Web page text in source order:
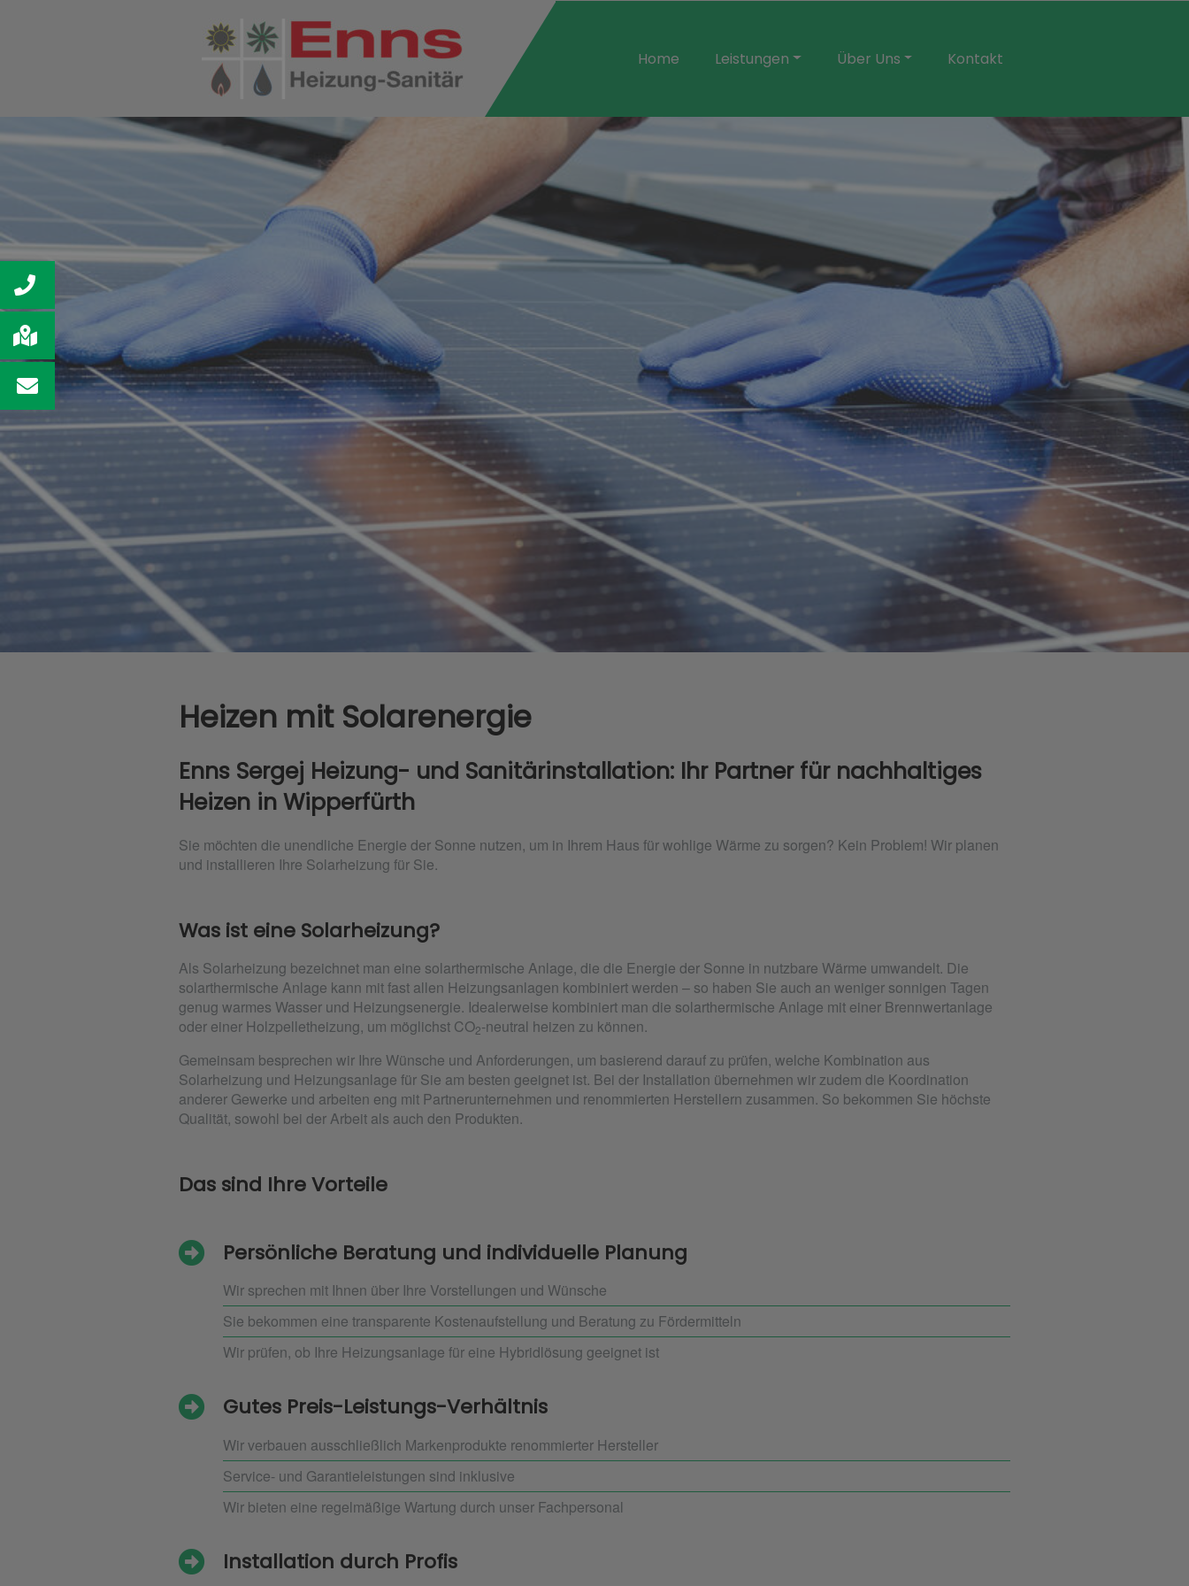
Home Leistungen Über Uns Kontakt
Heizen mit Solarenergie
Enns Sergej Heizung- und Sanitärinstallation: Ihr Partner für nachhaltiges
Heizen in Wipperfürth
Sie möchten die unendliche Energie der Sonne nutzen, um in Ihrem Haus für wohlige Wärme zu sorgen? Kein Problem! Wir planen
und installieren Ihre Solarheizung für Sie.
Was ist eine Solarheizung?
Als Solarheizung bezeichnet man eine solarthermische Anlage, die die Energie der Sonne in nutzbare Wärme umwandelt. Die
solarthermische Anlage kann mit fast allen Heizungsanlagen kombiniert werden – so haben Sie auch an weniger sonnigen Tagen
genug warmes Wasser und Heizungsenergie. Idealerweise kombiniert man die solarthermische Anlage mit einer Brennwertanlage
oder einer Holzpelletheizung, um möglichst CO2-neutral heizen zu können.
Gemeinsam besprechen wir Ihre Wünsche und Anforderungen, um basierend darauf zu prüfen, welche Kombination aus
Solarheizung und Heizungsanlage für Sie am besten geeignet ist. Bei der Installation übernehmen wir zudem die Koordination
anderer Gewerke und arbeiten eng mit Partnerunternehmen und renommierten Herstellern zusammen. So bekommen Sie höchste
Qualität, sowohl bei der Arbeit als auch den Produkten.
Das sind Ihre Vorteile
Persönliche Beratung und individuelle Planung
Wir sprechen mit Ihnen über Ihre Vorstellungen und Wünsche
Sie bekommen eine transparente Kostenaufstellung und Beratung zu Fördermitteln
Wir prüfen, ob Ihre Heizungsanlage für eine Hybridlösung geeignet ist
Gutes Preis-Leistungs-Verhältnis
Wir verbauen ausschließlich Markenprodukte renommierter Hersteller
Service- und Garantieleistungen sind inklusive
Wir bieten eine regelmäßige Wartung durch unser Fachpersonal
Installation durch Profis